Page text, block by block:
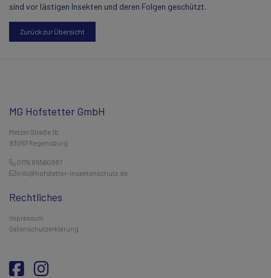
Zurück zur Übersicht
sind vor lästigen Insekten und deren Folgen geschützt.
MG Hofstetter GmbH
Metzer Straße 1b
93057 Regensburg
0176 85560987
info@hofstetter-insektenschutz.de
Rechtliches
Impressum
Datenschutzerklärung